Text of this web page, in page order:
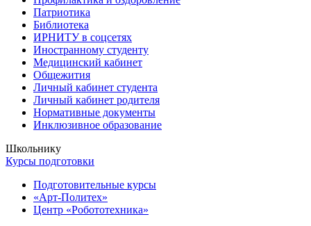
Патриотика
Библиотека
ИРНИТУ в соцсетях
Иностранному студенту
Медицинский кабинет
Общежития
Личный кабинет студента
Личный кабинет родителя
Нормативные документы
Инклюзивное образование
Школьнику
Курсы подготовки
Подготовительные курсы
«Арт-Политех»
Центр «Робототехника»